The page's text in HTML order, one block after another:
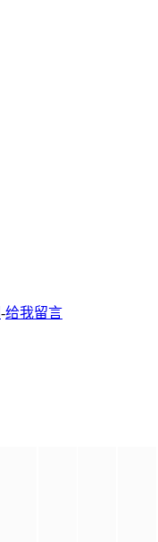
-给我留言